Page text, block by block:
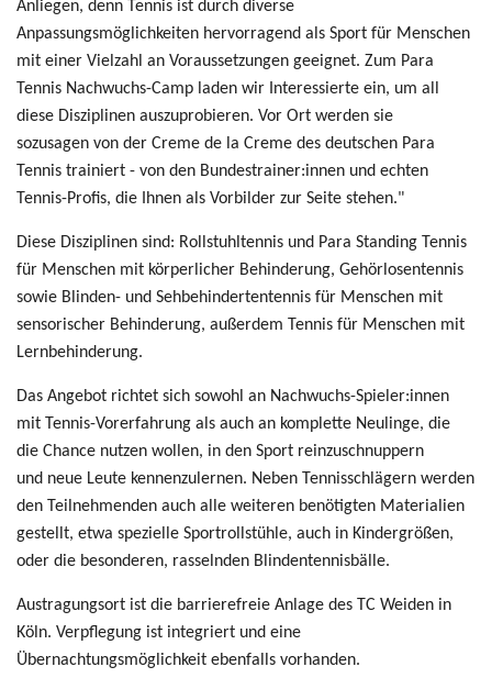
Anliegen, denn Tennis ist durch diverse
Anpassungsmöglichkeiten hervorragend als Sport für Menschen
mit einer Vielzahl an Voraussetzungen geeignet. Zum Para
Tennis Nachwuchs-Camp laden wir Interessierte ein, um all
diese Disziplinen auszuprobieren. Vor Ort werden sie
sozusagen von der Creme de la Creme des deutschen Para
Tennis trainiert - von den Bundestrainer:innen und echten
Tennis-Profis, die Ihnen als Vorbilder zur Seite stehen."
Diese Disziplinen sind: Rollstuhltennis und Para Standing Tennis
für Menschen mit körperlicher Behinderung, Gehörlosentennis
sowie Blinden- und Sehbehindertentennis für Menschen mit
sensorischer Behinderung, außerdem Tennis für Menschen mit
Lernbehinderung.
Das Angebot richtet sich sowohl an Nachwuchs-Spieler:innen
mit Tennis-Vorerfahrung als auch an komplette Neulinge, die
die Chance nutzen wollen, in den Sport reinzuschnuppern
und neue Leute kennenzulernen. Neben Tennisschlägern werden
den Teilnehmenden auch alle weiteren benötigten Materialien
gestellt, etwa spezielle Sportrollstühle, auch in Kindergrößen,
oder die besonderen, rasselnden Blindentennisbälle.
Austragungsort ist die barrierefreie Anlage des TC Weiden in
Köln. Verpflegung ist integriert und eine
Übernachtungsmöglichkeit ebenfalls vorhanden.